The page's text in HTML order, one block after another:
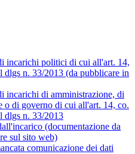
incarichi politici di cui all'art. 14,
dlgs n. 33/2013 (da pubblicare in
incarichi di amministrazione, di
o di governo di cui all'art. 14, co.
dlgs n. 33/2013
(documentazione da
sul sito web)
comunicazione dei dati